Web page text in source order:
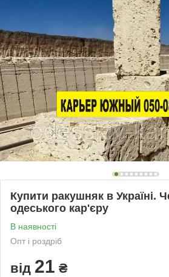
Купити ракушняк в Україні.
одеського кар'єру
В наявності
Опт і роздріб
від 21 ₴